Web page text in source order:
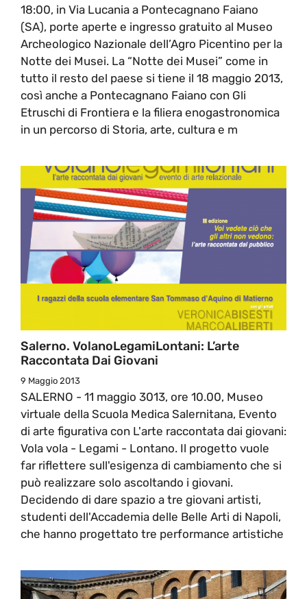
18:00, in Via Lucania a Pontecagnano Faiano
(SA), porte aperte e ingresso gratuito al Museo
Archeologico Nazionale dell’Agro Picentino per la
Notte dei Musei. La “Notte dei Musei” come in
tutto il resto del paese si tiene il 18 maggio 2013,
così anche a Pontecagnano Faiano con Gli
Etruschi di Frontiera e la filiera enogastronomica
in un percorso di Storia, arte, cultura e m
Salerno. VolanoLegamiLontani: L’arte
Raccontata Dai Giovani
9 Maggio 2013
SALERNO - 11 maggio 3013, ore 10.00, Museo
virtuale della Scuola Medica Salernitana, Evento
di arte figurativa con L'arte raccontata dai giovani:
Vola vola - Legami - Lontano. Il progetto vuole
far riflettere sull'esigenza di cambiamento che si
può realizzare solo ascoltando i giovani.
Decidendo di dare spazio a tre giovani artisti,
studenti dell'Accademia delle Belle Arti di Napoli,
che hanno progettato tre performance artistiche